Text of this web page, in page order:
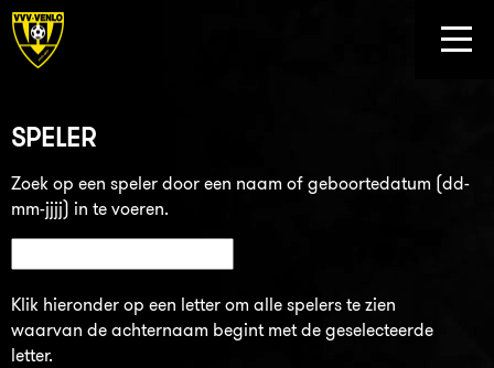
SPELER
Zoek op een speler door een naam of geboortedatum (dd-
mm-jjjj) in te voeren.
Klik hieronder op een letter om alle spelers te zien
waarvan de achternaam begint met de geselecteerde
letter.